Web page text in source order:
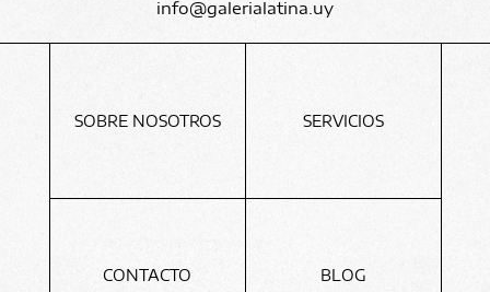
info@galerialatina.uy
SOBRE NOSOTROS SERVICIOS
CONTACTO BLOG